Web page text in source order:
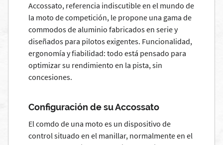
Accossato, referencia indiscutible en el mundo de
la moto de competición, le propone una gama de
commodos de aluminio fabricados en serie y
diseñados para pilotos exigentes. Funcionalidad,
ergonomía y fiabilidad: todo está pensado para
optimizar su rendimiento en la pista, sin
concesiones.
Configuración de su Accossato
El comdo de una moto es un dispositivo de
control situado en el manillar, normalmente en el